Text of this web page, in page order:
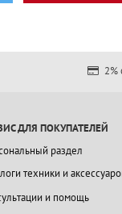
2%
ДЛЯ ПОКУПАТЕЛЕЙ
раздел
техники и
и помощь